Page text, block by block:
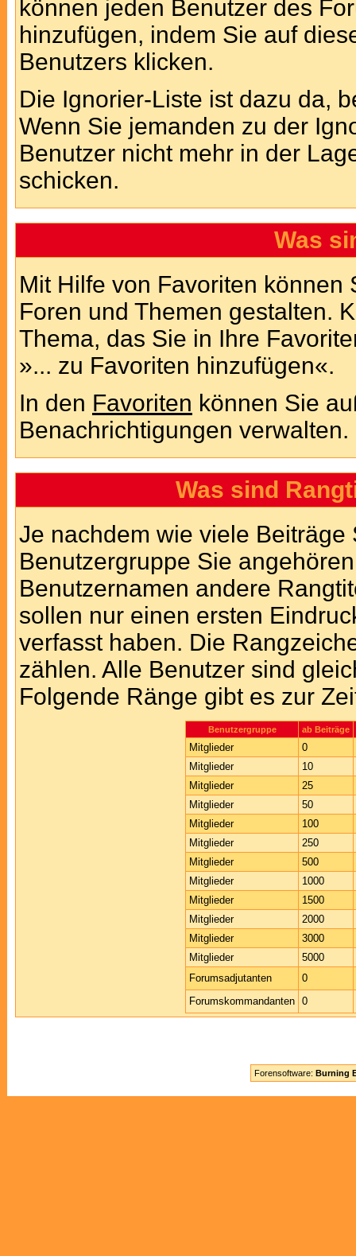
können jeden Benutzer des
hinzufügen, indem Sie auf
Benutzers klicken.
Die Ignorier-Liste ist dazu da,
Wenn Sie jemanden zu der
Benutzer nicht mehr in der
schicken.
Was
Mit Hilfe von Favoriten können
Foren und Themen gestalten.
Thema, das Sie in Ihre
»... zu Favoriten hinzufügen«.
In den Favoriten können Sie
Benachrichtigungen verwalten.
Was sind
Je nachdem wie viele
Benutzergruppe Sie
Benutzernamen andere
sollen nur einen ersten
verfasst haben. Die
zählen. Alle Benutzer sind
Folgende Ränge gibt es zur
Benutzergruppe ab Beiträge
Mitglieder
0
Mitglieder
10
Mitglieder
25
Mitglieder
50
Mitglieder
100
Mitglieder
250
Mitglieder
500
Mitglieder
1000
Mitglieder
1500
Mitglieder
2000
Mitglieder
3000
Mitglieder
5000
Forumsadjutanten
0
Forumskommandanten 0
Forensoftware: Burning